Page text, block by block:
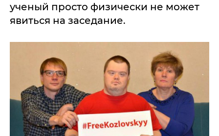
ученый просто физически не может
явиться на заседание.